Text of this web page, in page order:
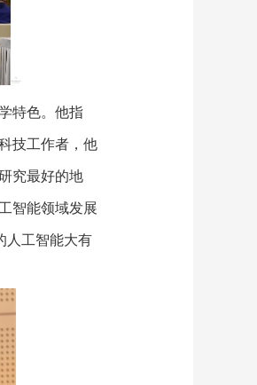
特色。他指
技工作者，他
究最好的地
智能领域发展
人工智能大有